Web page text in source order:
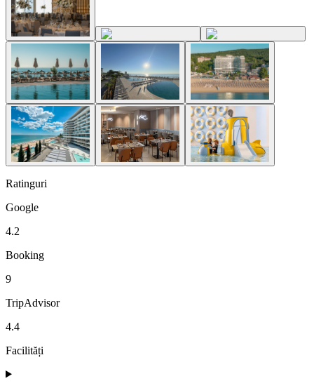
Ratinguri
Google
4.2
Booking
9
TripAdvisor
4.4
Facilități